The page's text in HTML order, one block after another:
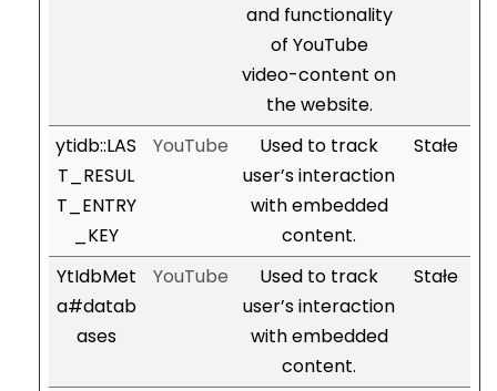
and functionality
of YouTube
video-content on
the website.
ytidb::LAS
T_RESUL
T_ENTRY
_KEY
YouTube
Used to track
user’s interaction
with embedded
content.
Stałe
YtIdbMet
a#datab
ases
YouTube
Used to track
user’s interaction
with embedded
content.
Stałe